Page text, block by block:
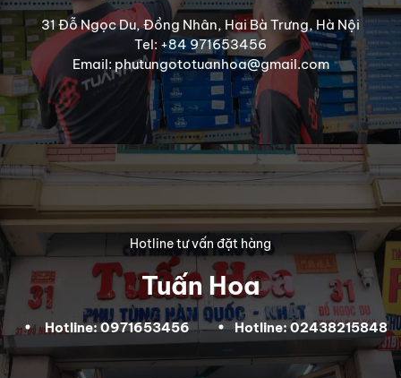
31 Đỗ Ngọc Du, Đồng Nhân, Hai Bà Trưng, Hà Nội
Tel: +84 971653456
Email: phutungototuanhoa@gmail.com
Hotline tư vấn đặt hàng
Tuấn Hoa
Hotline: 0971653456 Hotline: 02438215848